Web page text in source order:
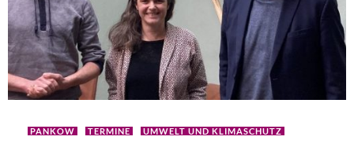
PANKOW TERMINE UMWELT UND KLIMASCHUTZ